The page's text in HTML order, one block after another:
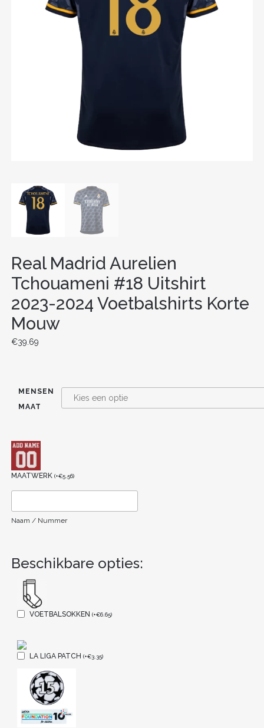
Real Madrid Aurelien
Tchouameni #18 Uitshirt
2023-2024 Voetbalshirts Korte
Mouw
€39.69
MENSEN
MAAT
MAATWERK (+€5.56)
Naam / Nummer
Beschikbare opties:
VOETBALSOKKEN (+€6.65)
LA LIGA PATCH (+€3.35)